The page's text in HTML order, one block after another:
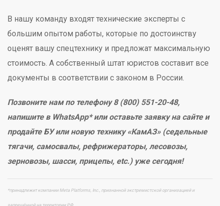
В нашу команду входят технические эксперты с
большим опытом работы, которые по достоинству
оценят вашу спецтехнику и предложат максимальную
стоимость. А собственный штат юристов составит все
документы в соответствии с законом в России.
Позвоните нам по телефону 8 (800) 551-20-48,
напишите в WhatsApp* или оставьте заявку на сайте и
продайте БУ или новую технику «КамАЗ» (седельные
тягачи, самосвалы, рефрижераторы, лесовозы,
зерновозы, шасси, прицепы, etc.) уже сегодня!
*принадлежит компании Meta Platforms, Inc., признанной экстремистской организацией и
запрещённой на территории РФ